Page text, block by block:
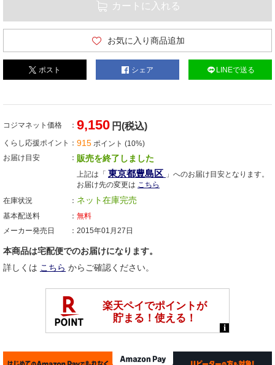
カートに入れる
お気に入り商品追加
ポスト シェア LINEで送る
コジマネット価格 9,150 円(税込)
くらし応援ポイント 915 ポイント (10%)
お届け目安
販売を終了しました
上記は「 東京都豊島区 」へのお届け目安となります。
お届け先の変更は こちら
在庫状況
ネット在庫完売
基本配送料
無料
メーカー発売日
2015年01月27日
本商品は宅配便でのお届けになります。
詳しくは こちら からご確認ください。